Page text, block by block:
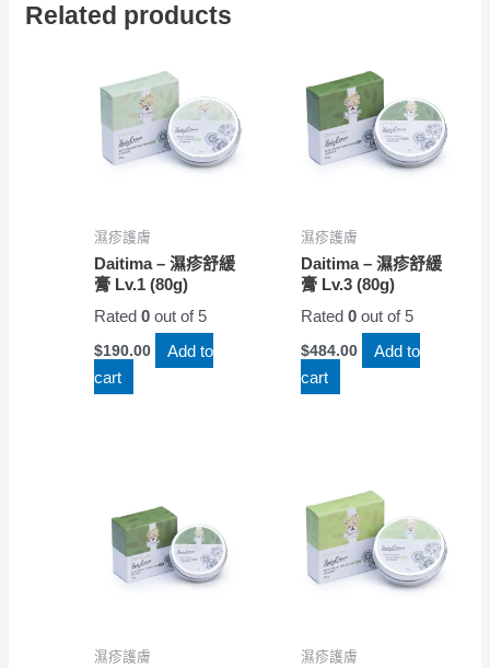
Related products
濕疹護膚
Daitima – 濕疹舒緩
膏 Lv.1 (80g)
Rated0 out of 5
$190.00
Add to
cart
濕疹護膚
Daitima – 濕疹舒緩
膏 Lv.3 (80g)
Rated 0out of 5
$484.00
Add to
cart
濕疹護膚 濕疹護膚